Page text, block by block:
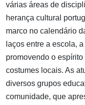
várias áreas de
herança cultural
marco no calendário
laços entre a escola,
promovendo o
costumes locais. As
diversos grupos
comunidade, que